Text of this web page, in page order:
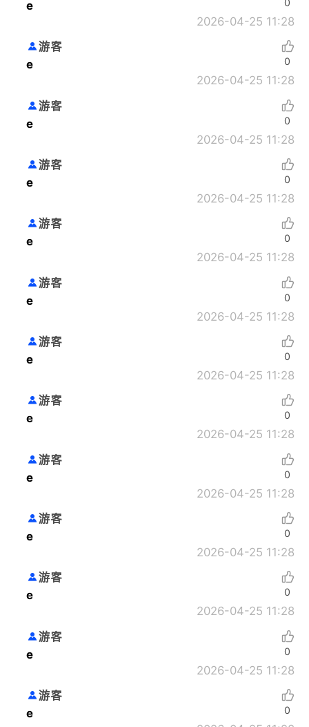
e
2026-04-25 11:28
0
游客
e
2026-04-25 11:28
0
游客
e
2026-04-25 11:28
0
游客
e
2026-04-25 11:28
0
游客
e
2026-04-25 11:28
0
游客
e
2026-04-25 11:28
0
游客
e
2026-04-25 11:28
0
游客
e
2026-04-25 11:28
0
游客
e
2026-04-25 11:28
0
游客
e
2026-04-25 11:28
0
游客
e
2026-04-25 11:28
0
游客
e
2026-04-25 11:28
0
游客
e
0